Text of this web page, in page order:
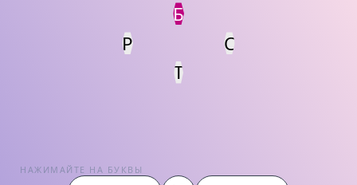
Б
Р
С
Т
НАЖИМАЙТЕ НА БУКВЫ